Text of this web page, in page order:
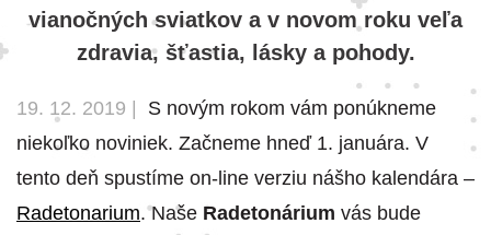
vianočných sviatkov a v novom roku veľa
zdravia, šťastia, lásky a pohody.
19. 12. 2019 |
S novým rokom vám ponúkneme
niekoľko noviniek. Začneme hneď 1. januára. V
tento deň spustíme on-line verziu nášho kalendára –
Radetonarium. Naše Radetonárium vás bude